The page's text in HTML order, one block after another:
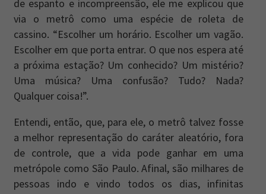
de espanto e incompreensão, ele me explicou que
via o metrô como uma espécie de roleta de
cassino. “Escolher um horário. Escolher um vagão.
Escolher em que porta entrar. O que nos espera até
a próxima estação? Um conhecido? Um mistério?
Uma música? Uma confusão? Tudo? Nada?
Qualquer coisa!”.
Entendi, então, que, para ele, o metrô talvez fosse
a melhor representação do caráter aleatório, fora
de controle, que a vida pode ganhar em uma
metrópole como São Paulo. Afinal, são milhares de
pessoas indo e vindo todos os dias, infinitas